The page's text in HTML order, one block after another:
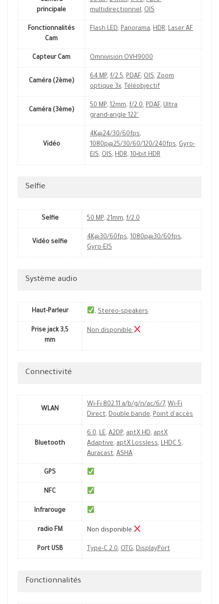
principale
multidirectionnel, OIS
Fonctionnalités
Cam
Flash LED, Panorama, HDR, Laser AF
Capteur Cam Omnivision OVH9000
Caméra (2ème)
64 MP, f/2.5, PDAF, OIS, Zoom
optique 3x, Téléobjectif
Caméra (3ème)
50 MP, 12mm, f/2.0, PDAF, Ultra
grand-angle 122˚
Vidéo
4K@24/30/60fps,
1080p@25/30/60/120/240fps, Gyro-
EIS, OIS, HDR, 10‑bit HDR
Selfie
Selfie 50 MP, 21mm, f/2.0
Vidéo selfie
4K@30/60fps, 1080p@30/60fps,
Gyro-EIS
Système audio
Haut-Parleur ,Stereo-speakers
Prise jack 3,5
mm
Non disponible
Connectivité
WLAN
Wi-Fi 802.11 a/b/g/n/ac/6/7, Wi-Fi
Direct, Double bande, Point d'accès
Bluetooth
6.0, LE, A2DP, aptX HD, aptX
Adaptive, aptX Lossless, LHDC 5,
Auracast, ASHA
GPS
NFC
Infrarouge
radio FM Non disponible
Port USB Type-C 2.0, OTG, DisplayPort
Fonctionnalités